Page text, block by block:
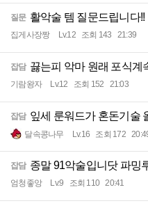
질문 활악술 템 질문드립니다!!
집게사장짱 Lv.12 조회 143 21:39
잡담 끓는피 악마 원래 포식계
기람왕자 Lv.12 조회 152 21:03
잡담 잎세 룬워드가 혼돈기술
달속콩나무 Lv.16 조회 172
잡담 종말 91악술입니닷 파밍
엄청좋앙 Lv.9 조회 110 20:41